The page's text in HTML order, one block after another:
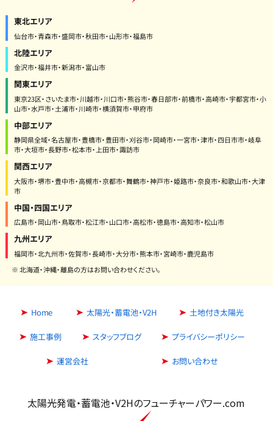
東北エリア
仙台市・青森市・盛岡市・秋田市・山形市・福島市
北陸エリア
金沢市・福井市・新潟市・富山市
関東エリア
東京23区・さいたま市・川越市・川口市・熊谷市・春日部市・前橋市・高崎市・宇都宮市・小
山市・水戸市・土浦市・川崎市・横須賀市・甲府市
中部エリア
静岡県全域・名古屋市・豊橋市・豊田市・刈谷市・岡崎市・一宮市・津市・四日市市・岐阜
市・大垣市・長野市・松本市・上田市・諏訪市
関西エリア
大阪市・堺市・豊中市・高槻市・京都市・舞鶴市・神戸市・姫路市・奈良市・和歌山市・大津
市
中国・四国エリア
広島市・岡山市・鳥取市・松江市・山口市・高松市・徳島市・高知市・松山市
九州エリア
福岡市・北九州市・佐賀市・長崎市・大分市・熊本市・宮崎市・鹿児島市
※ 北海道・沖縄・離島の方はお問い合わせください。
Home 太陽光・蓄電池・V2H 土地付き太陽光
施工事例 スタッフブログ プライバシーポリシー
運営会社 お問い合わせ
太陽光発電・蓄電池・V2Hのフューチャーパワー.com